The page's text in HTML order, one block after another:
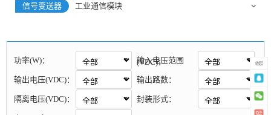
信号变送器 工业通信模块
功率(W)： 输入电压范围
(VDC)：
输出电压(VDC)：
输出路数：
隔离电压(VDC)： 封装形式：
收起